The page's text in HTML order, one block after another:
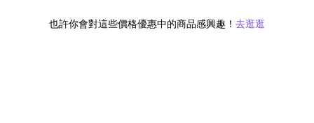
也許你會對這些價格優惠中的商品感興趣！ 去逛逛